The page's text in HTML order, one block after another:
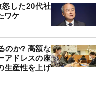
した20代社
ワケ
のか? 高額な
アドレスの座
生産性を上げ